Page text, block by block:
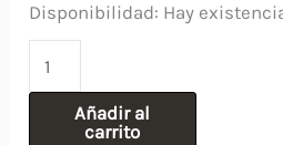
Disponibilidad: Hay
Eléctrica
Añadir al
carrito